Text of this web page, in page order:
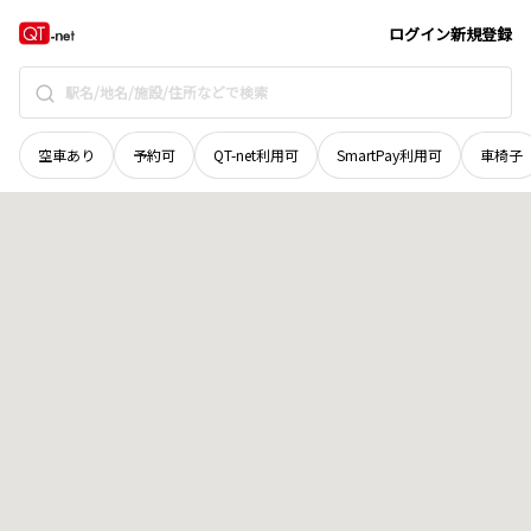
ログイン新規登録
空車あり 予約可 QT-net利用可 SmartPay利用可 車椅子
鳥取県